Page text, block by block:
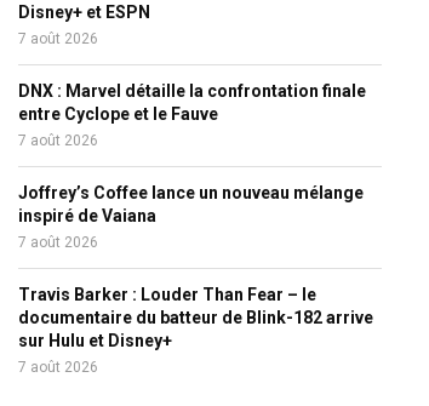
Disney+ et ESPN
7 août 2026
DNX : Marvel détaille la confrontation finale
entre Cyclope et le Fauve
7 août 2026
Joffrey’s Coffee lance un nouveau mélange
inspiré de Vaiana
7 août 2026
Travis Barker : Louder Than Fear – le
documentaire du batteur de Blink-182 arrive
sur Hulu et Disney+
7 août 2026